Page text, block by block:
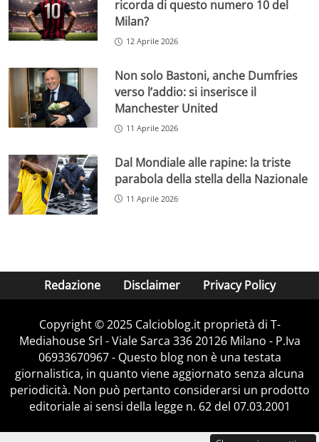
ricorda di questo numero 10 del
Milan?
12 Aprile 2026
Non solo Bastoni, anche Dumfries
verso l’addio: si inserisce il
Manchester United
11 Aprile 2026
Dal Mondiale alle rapine: la triste
parabola della stella della Nazionale
11 Aprile 2026
Redazione Disclaimer Privacy Policy
Copyright © 2025 Calcioblog.it proprietà di T-
Mediahouse Srl - Viale Sarca 336 20126 Milano - P.Iva
06933670967 - Questo blog non è una testata
giornalistica, in quanto viene aggiornato senza alcuna
periodicità. Non può pertanto considerarsi un prodotto
editoriale ai sensi della legge n. 62 del 07.03.2001